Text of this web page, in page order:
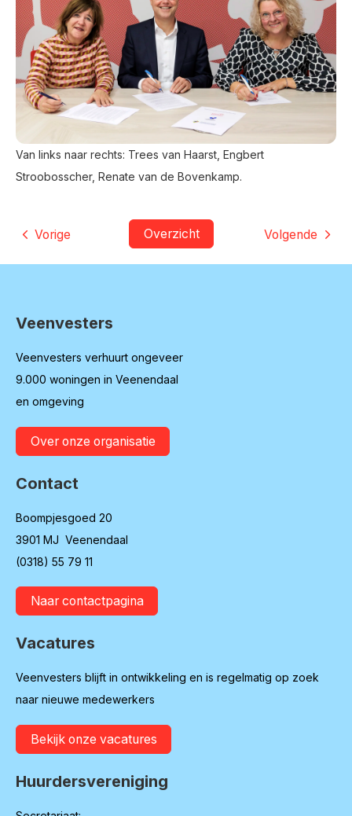
Van links naar rechts: Trees van Haarst, Engbert
Stroobosscher, Renate van de Bovenkamp.
Volgende
Overzicht
Vorige
Contactinformatie
Veenvesters
Veenvesters verhuurt ongeveer
9.000 woningen in Veenendaal
en omgeving
Over onze organisatie
Contact
Boompjesgoed 20
3901 MJ Veenendaal
(0318) 55 79 11
Naar contactpagina
Vacatures
Veenvesters blijft in ontwikkeling en is regelmatig op zoek
naar nieuwe medewerkers
Bekijk onze vacatures
Huurdersvereniging